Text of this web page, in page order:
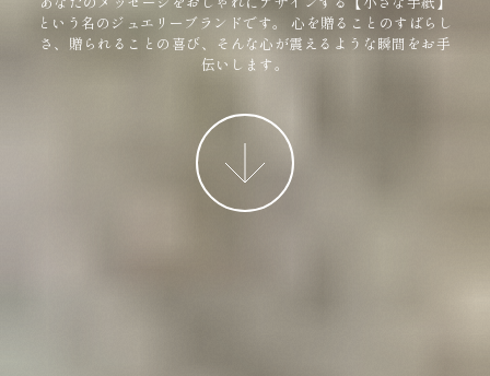
という名のジュエリーブランドです。
心を贈ることのすばらし
さ、贈られることの喜び、そんな心が震えるような瞬間をお手
伝いします。